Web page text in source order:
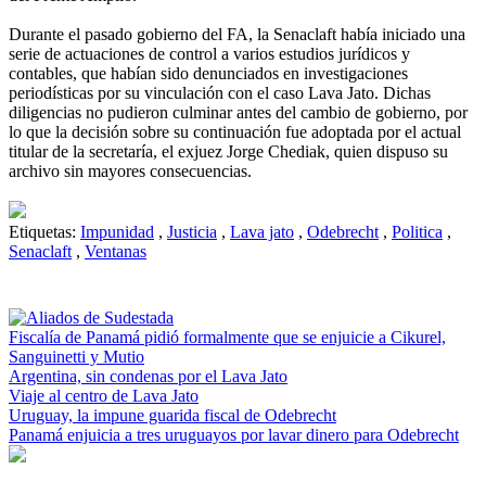
Durante el pasado gobierno del FA, la Senaclaft había iniciado una
serie de actuaciones de control a varios estudios jurídicos y
contables, que habían sido denunciados en investigaciones
periodísticas por su vinculación con el caso Lava Jato. Dichas
diligencias no pudieron culminar antes del cambio de gobierno, por
lo que la decisión sobre su continuación fue adoptada por el actual
titular de la secretaría, el exjuez Jorge Chediak, quien dispuso su
archivo sin mayores consecuencias.
Etiquetas: Impunidad , Justicia , Lava jato , Odebrecht , Politica ,
Senaclaft , Ventanas
Fiscalía de Panamá pidió formalmente que se enjuicie a Cikurel,
Sanguinetti y Mutio
Argentina, sin condenas por el Lava Jato
Viaje al centro de Lava Jato
Uruguay, la impune guarida fiscal de Odebrecht
Panamá enjuicia a tres uruguayos por lavar dinero para Odebrecht